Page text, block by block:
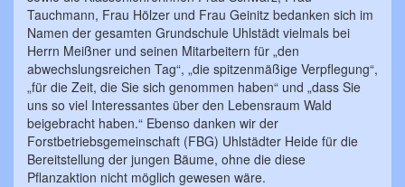
Tauchmann, Frau Hölzer und Frau Geinitz bedanken sich im
Namen der gesamten Grundschule Uhlstädt vielmals bei
Herrn Meißner und seinen Mitarbeitern für „den
abwechslungsreichen Tag“, „die spitzenmäßige Verpflegung“,
„für die Zeit, die Sie sich genommen haben“ und „dass Sie
uns so viel Interessantes über den Lebensraum Wald
beigebracht haben.“ Ebenso danken wir der
Forstbetriebsgemeinschaft (FBG) Uhlstädter Heide für die
Bereitstellung der jungen Bäume, ohne die diese
Pflanzaktion nicht möglich gewesen wäre.